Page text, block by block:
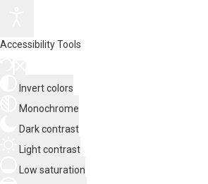
Accessibility Tools
Invert colors
Monochrome
Dark contrast
Light contrast
Low saturation